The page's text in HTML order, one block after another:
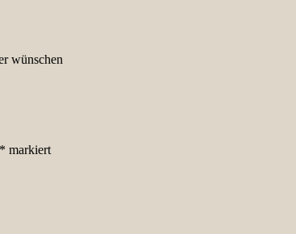
wünschen
* markiert